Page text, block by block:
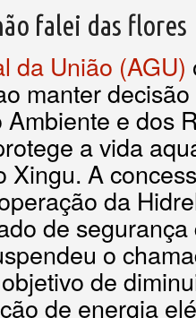
falei das flores
da União (AGU)
manter
e dos
a vida
Xingu. A
da
de
o
de
de energia